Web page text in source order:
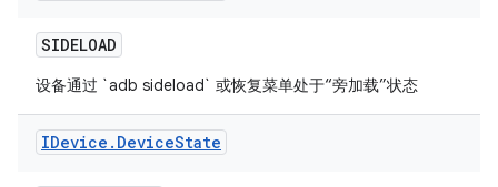
SIDELOAD
设备通过 `adb sideload` 或恢复菜单处于“旁加载”状态
IDevice . DeviceState